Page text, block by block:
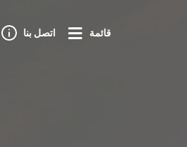
اتصل بنا قائمة